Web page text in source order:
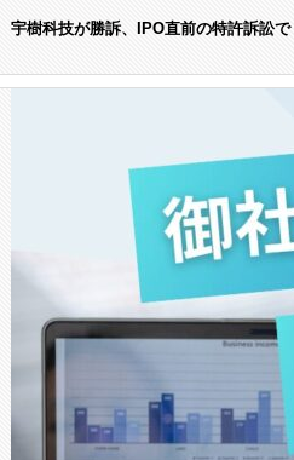
宇樹科技が勝訴、IPO直前の特許訴訟で